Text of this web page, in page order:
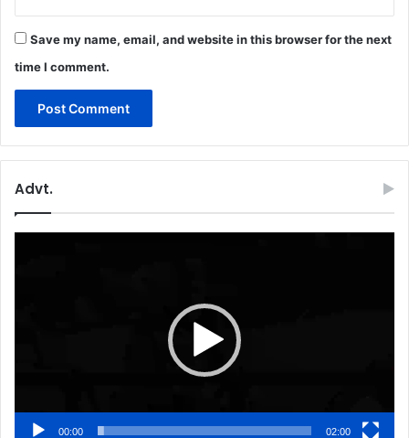
Save my name, email, and website in this browser for the next
time I comment.
Advt.
00:00 02:00